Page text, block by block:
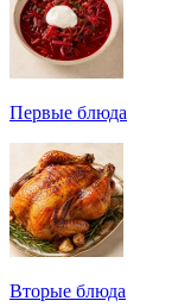
Первые блюда
Вторые блюда